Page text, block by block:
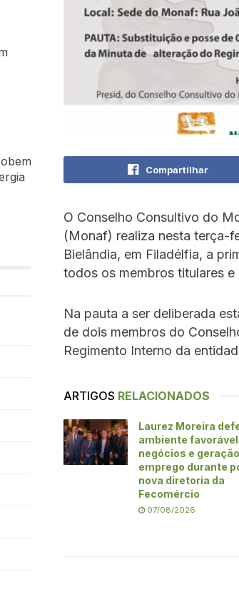
Compartilhar
O Conselho Consultivo do
(Monaf) realiza nesta terça-
Bielândia, em Filadélfia, a
todos os membros titulares e
Na pauta a ser deliberada
de dois membros do
Regimento Interno da
ARTIGOS RELACIONADOS
Laurez Moreira
ambiente
negócios e
emprego durante
nova diretoria da
Fecomércio
07/08/2026